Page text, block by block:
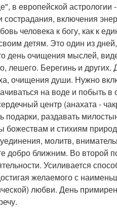
в европейской
сострадания, включения
человека к богу, как к
детям. Это один из
день очищения мыслей,
лешего. Берегинь и
очищения души. Нужно
на воде и побыть
центр (анахата -
подарки, раздавать
божествам и стихиям
молитв,
добро ближним. Во второй
Усиливается
желаемого с
любви. День